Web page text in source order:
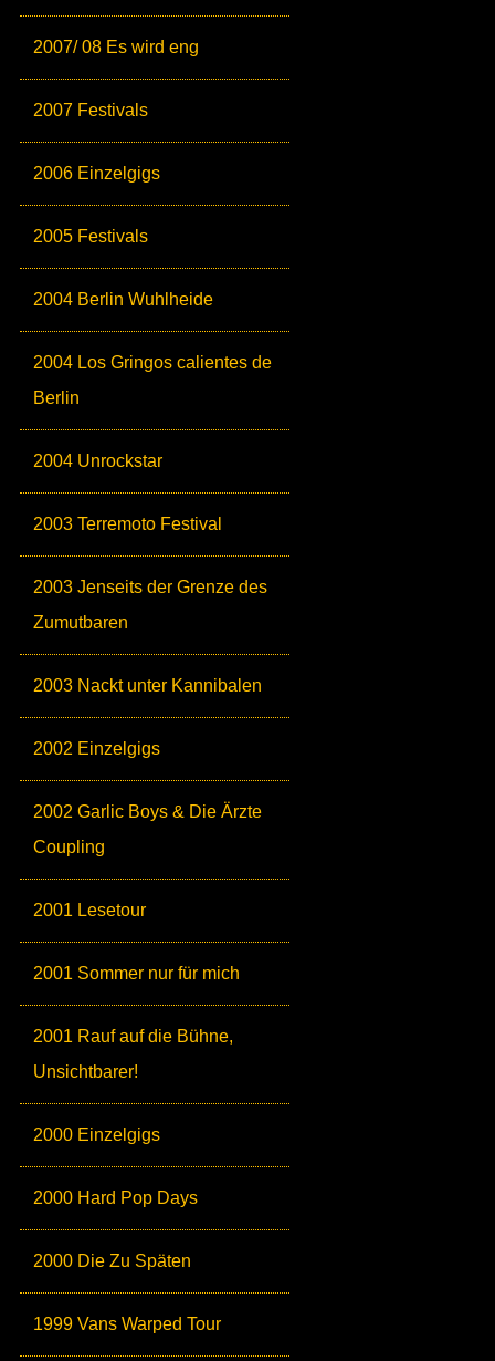
2007/ 08 Es wird eng
2007 Festivals
2006 Einzelgigs
2005 Festivals
2004 Berlin Wuhlheide
2004 Los Gringos calientes de
Berlin
2004 Unrockstar
2003 Terremoto Festival
2003 Jenseits der Grenze des
Zumutbaren
2003 Nackt unter Kannibalen
2002 Einzelgigs
2002 Garlic Boys & Die Ärzte
Coupling
2001 Lesetour
2001 Sommer nur für mich
2001 Rauf auf die Bühne,
Unsichtbarer!
2000 Einzelgigs
2000 Hard Pop Days
2000 Die Zu Späten
1999 Vans Warped Tour